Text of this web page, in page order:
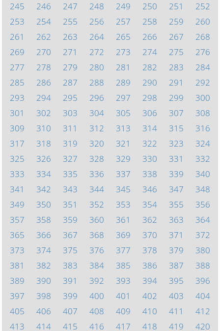
245
246 247 248 249 250 251
252
253
254 255 256 257 258 259
260
261
262 263 264 265 266 267
268
269
270 271 272 273 274 275
276
277
278 279 280 281 282 283
284
285
286 287 288 289 290 291
292
293
294 295 296 297 298 299
300
301
302 303 304 305 306 307
308
309
310 311 312 313 314 315
316
317
318 319 320 321 322 323
324
325
326 327 328 329 330 331
332
333
334 335 336 337 338 339
340
341
342 343 344 345 346 347
348
349
350 351 352 353 354 355
356
357
358 359 360 361 362 363
364
365
366 367 368 369 370 371
372
373
374 375 376 377 378 379
380
381
382 383 384 385 386 387
388
389
390 391 392 393 394 395
396
397
398 399 400 401 402 403
404
405
406 407 408 409 410 411
412
413
414 415 416 417 418 419 420